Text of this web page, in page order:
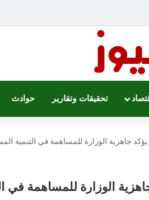
تحقيقات وتقارير حوادث
يؤكد جاهزية الوزارة للمساهمة في التنمية
الوزارة للمساهمة في